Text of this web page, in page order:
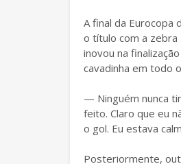
A final da Eurocopa
o título com a zebra
inovou na
cavadinha em todo
— Ninguém nunca
feito. Claro que eu
o gol. Eu estava
Posteriormente,